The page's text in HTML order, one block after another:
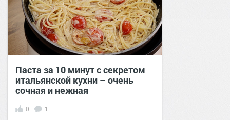
Паста за 10 минут с секретом
итальянской кухни – очень
сочная и нежная
0 1